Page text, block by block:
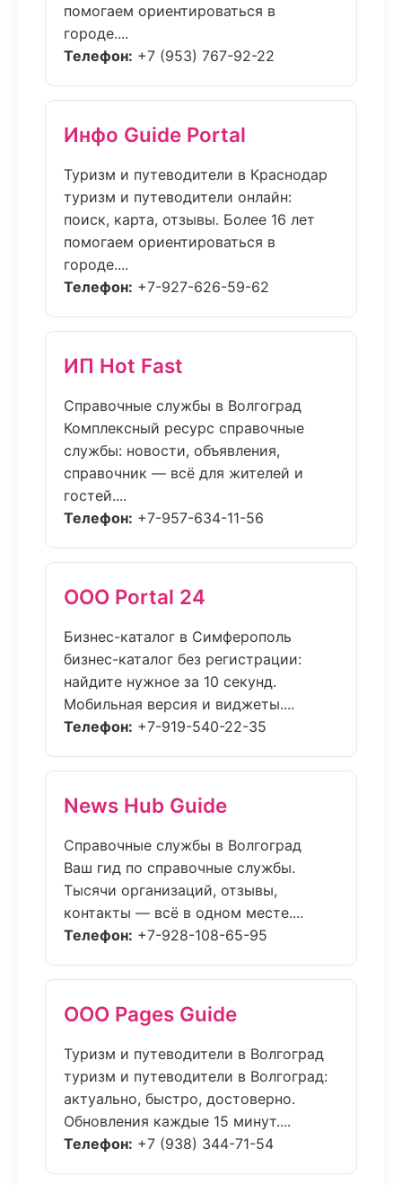
помогаем ориентироваться в
городе....
Телефон: +7 (953) 767-92-22
Инфо Guide Portal
Туризм и путеводители в Краснодар
туризм и путеводители онлайн:
поиск, карта, отзывы. Более 16 лет
помогаем ориентироваться в
городе....
Телефон: +7-927-626-59-62
ИП Hot Fast
Справочные службы в Волгоград
Комплексный ресурс справочные
службы: новости, объявления,
справочник — всё для жителей и
гостей....
Телефон: +7-957-634-11-56
ООО Portal 24
Бизнес-каталог в Симферополь
бизнес-каталог без регистрации:
найдите нужное за 10 секунд.
Мобильная версия и виджеты....
Телефон: +7-919-540-22-35
News Hub Guide
Справочные службы в Волгоград
Ваш гид по справочные службы.
Тысячи организаций, отзывы,
контакты — всё в одном месте....
Телефон: +7-928-108-65-95
ООО Pages Guide
Туризм и путеводители в Волгоград
туризм и путеводители в Волгоград:
актуально, быстро, достоверно.
Обновления каждые 15 минут....
Телефон: +7 (938) 344-71-54